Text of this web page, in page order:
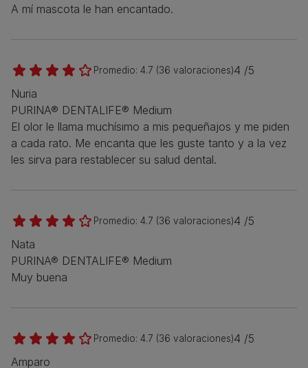
A mí mascota le han encantado.
Promedio: 4.7 (36 valoraciones)4 /5
Nuria
PURINA® DENTALIFE® Medium
El olor le llama muchísimo a mis pequeñajos y me piden
a cada rato. Me encanta que les guste tanto y a la vez
les sirva para restablecer su salud dental.
Promedio: 4.7 (36 valoraciones)4 /5
Nata
PURINA® DENTALIFE® Medium
Muy buena
Promedio: 4.7 (36 valoraciones)4 /5
Amparo